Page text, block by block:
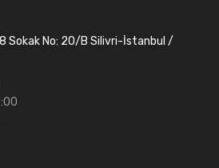
Sokak No: 20/B Silivri-İstanbul /